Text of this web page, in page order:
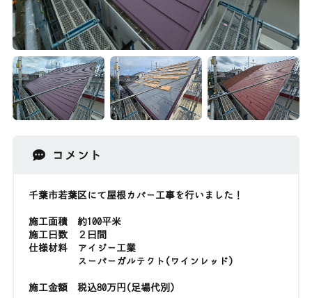
コメント
千葉市若葉区にて屋根カバー工事を行いました！
施工面積 約100平米
施工日数 ２日間
仕様材料 アイジー工業
スーパーガルテクト(ワインレッド)
施工金額 税込80万円(足場代別)